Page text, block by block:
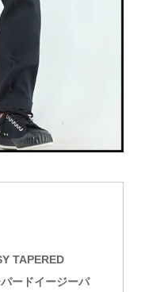
TAPERED
ードイージーパ